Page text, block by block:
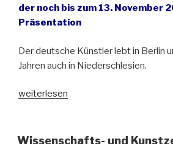
der noch bis zum 13. November
Präsentation
Der deutsche Künstler lebt in Berlin
Jahren auch in Niederschlesien.
„Reiner
zeigt
weiterlesen
Wissenschafts- und